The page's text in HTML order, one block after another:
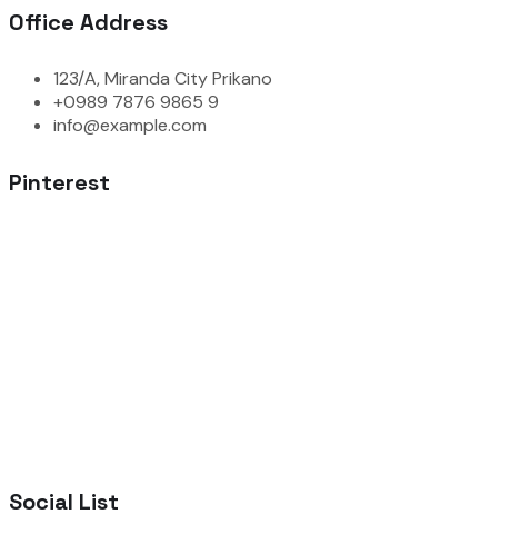
Office Address
123/A, Miranda City Prikano
+0989 7876 9865 9
info@example.com
Pinterest
Social List